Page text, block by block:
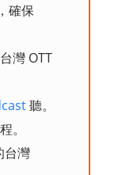
確保
灣 OTT
聽。
。
台灣